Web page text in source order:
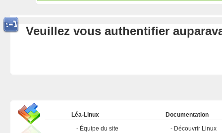
Veuillez vous authentifier
Léa-Linux
Équipe du site
Documentation
Découvrir Linux